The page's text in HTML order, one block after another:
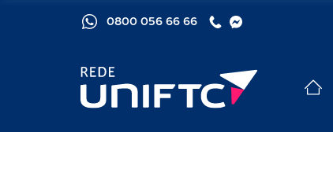
0800 056 66 66